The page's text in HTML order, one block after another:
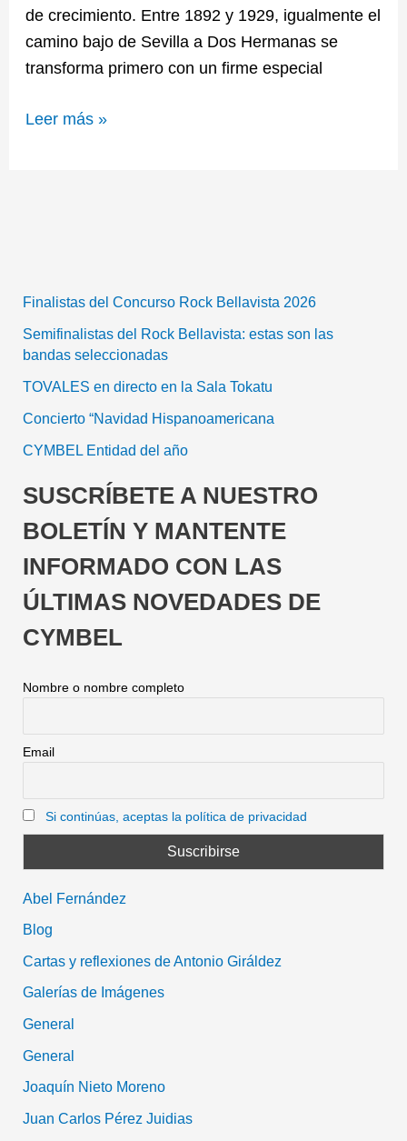
de crecimiento. Entre 1892 y 1929, igualmente el
camino bajo de Sevilla a Dos Hermanas se
transforma primero con un firme especial
Leer más »
Finalistas del Concurso Rock Bellavista 2026
Semifinalistas del Rock Bellavista: estas son las
bandas seleccionadas
TOVALES en directo en la Sala Tokatu
Concierto “Navidad Hispanoamericana
CYMBEL Entidad del año
SUSCRÍBETE A NUESTRO
BOLETÍN Y MANTENTE
INFORMADO CON LAS
ÚLTIMAS NOVEDADES DE
CYMBEL
Nombre o nombre completo
Email
Si continúas, aceptas la política de privacidad
Abel Fernández
Blog
Cartas y reflexiones de Antonio Giráldez
Galerías de Imágenes
General
General
Joaquín Nieto Moreno
Juan Carlos Pérez Juidias